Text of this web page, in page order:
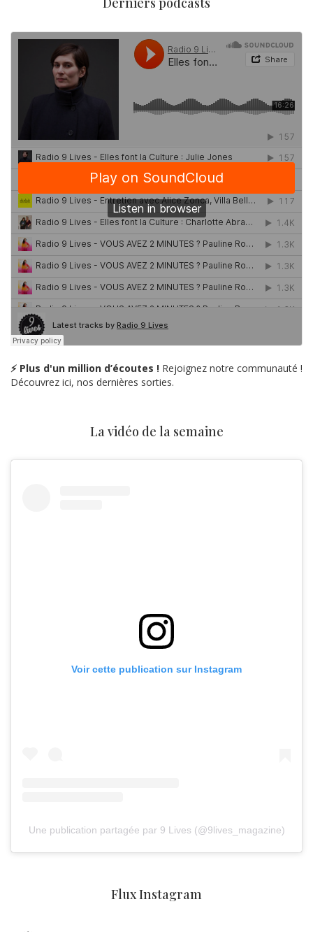
⚡ Plus d'un million d’écoutes ! Rejoignez notre communauté !
Découvrez ici, nos dernières sorties.
La vidéo de la semaine
Voir cette publication sur Instagram
Une publication partagée par 9 Lives (@9lives_magazine)
Flux Instagram